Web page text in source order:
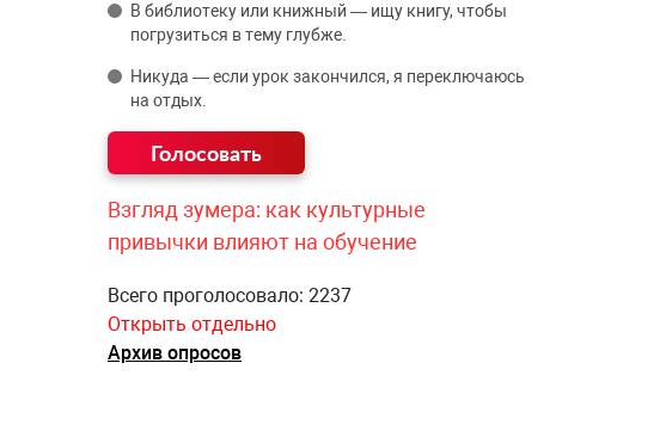
В библиотеку или книжный — ищу книгу, чтобы
погрузиться в тему глубже.
Никуда — если урок закончился, я переключаюсь
на отдых.
Взгляд зумера: как культурные
привычки влияют на обучение
Всего проголосовало: 2237
Открыть отдельно
Архив опросов